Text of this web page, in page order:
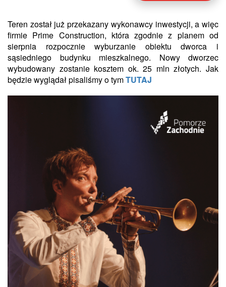
Teren został już przekazany wykonawcy inwestycji, a więc
firmie Prime Construction, która zgodnie z planem od
sierpnia rozpocznie wyburzanie obiektu dworca i
sąsiedniego budynku mieszkalnego. Nowy dworzec
wybudowany zostanie kosztem ok. 25 mln złotych. Jak
będzie wyglądał pisaliśmy o tymTUTAJ